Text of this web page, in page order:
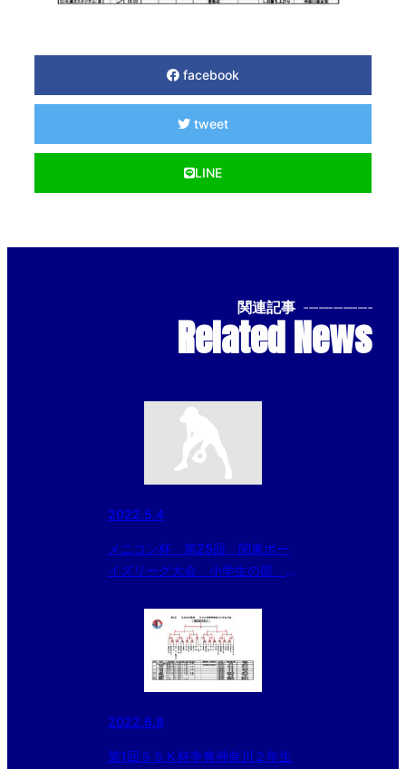
facebook
tweet
LINE
関連記事 --------------
Related News
2022.5.4
メニコン杯 第25回 関東ボー
イズリーグ大会 小学生の部 都
2022.6.8
第1回ＳＳＫ杯争奪神奈川２年生